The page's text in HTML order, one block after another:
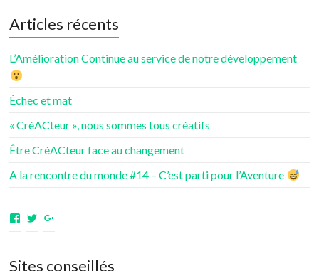
Articles récents
L’Amélioration Continue au service de notre développement
Échec et mat
« CréACteur », nous sommes tous créatifs
Être CréACteur face au changement
A la rencontre du monde #14 – C’est parti pour l’Aventure
Voir
aventuresdenotrevie
Voir
Samsenie
samsenie
Sites conseillés